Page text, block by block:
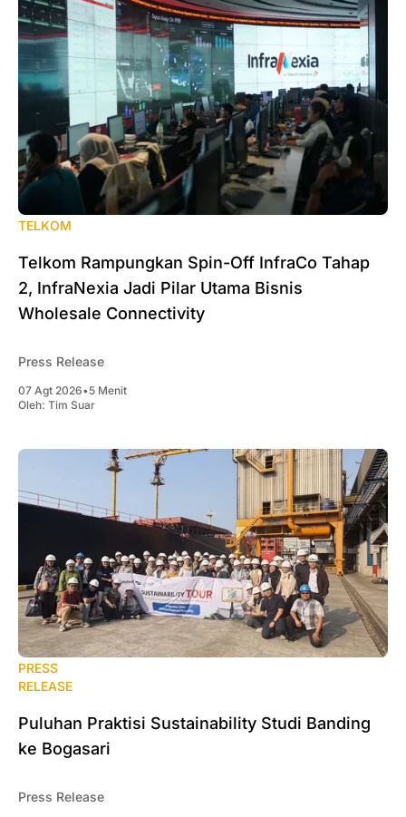
TELKOM
Telkom Rampungkan Spin-Off InfraCo Tahap
2, InfraNexia Jadi Pilar Utama Bisnis
Wholesale Connectivity
Press Release
07 Agt 2026•5 Menit
Oleh: Tim Suar
PRESS
RELEASE
Puluhan Praktisi Sustainability Studi Banding
ke Bogasari
Press Release